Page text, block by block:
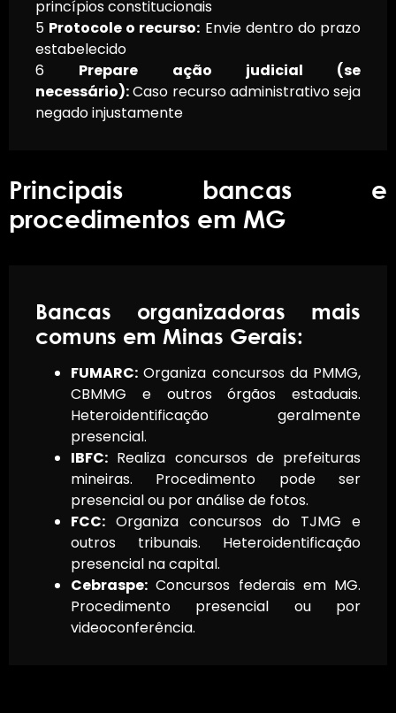
princípios constitucionais
5 Protocole o recurso: Envie dentro do prazo
estabelecido
6
Prepare ação judicial (se
necessário):Caso recurso administrativo seja
negado injustamente
Principais bancas e
procedimentos em MG
Bancas organizadoras mais
comuns em Minas Gerais:
FUMARC: Organiza concursos da PMMG,
CBMMG e outros órgãos estaduais.
Heteroidentificação geralmente
presencial.
IBFC: Realiza concursos de prefeituras
mineiras. Procedimento pode ser
presencial ou por análise de fotos.
FCC: Organiza concursos do TJMG e
outros tribunais. Heteroidentificação
presencial na capital.
Cebraspe: Concursos federais em MG.
Procedimento presencial ou por
videoconferência.